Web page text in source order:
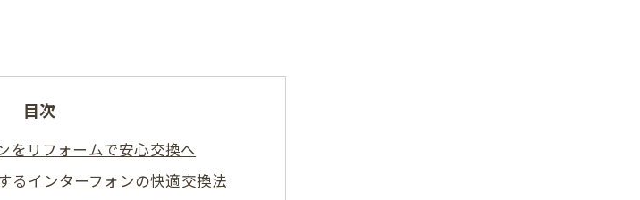
目次
をリフォームで安心交換へ
るインターフォンの快適交換法